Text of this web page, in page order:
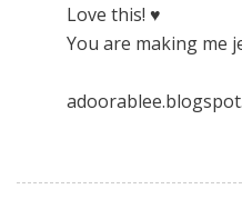
Love this! ♥
You are making me